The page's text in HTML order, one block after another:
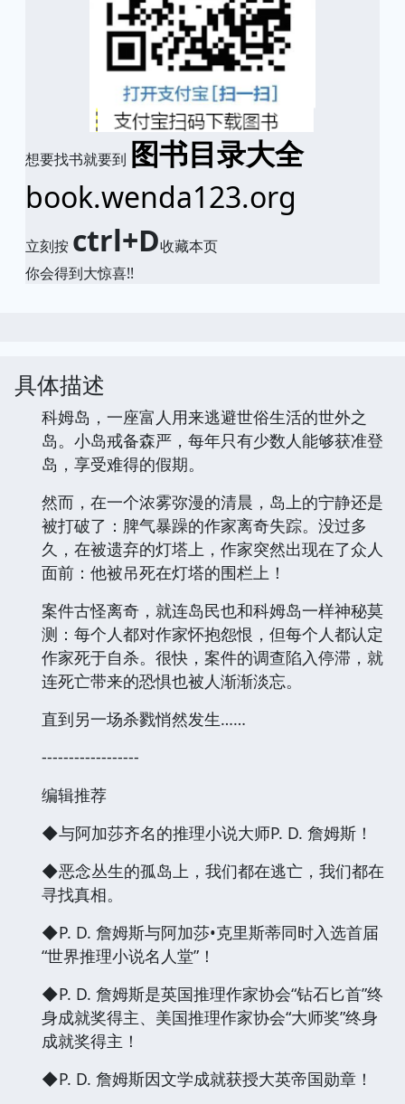
想要找书就要到 图书目录大全
book.wenda123.org
立刻按 ctrl+D收藏本页
你会得到大惊喜!!
具体描述
科姆岛，一座富人用来逃避世俗生活的世外之
岛。小岛戒备森严，每年只有少数人能够获准登
岛，享受难得的假期。
然而，在一个浓雾弥漫的清晨，岛上的宁静还是
被打破了：脾气暴躁的作家离奇失踪。没过多
久，在被遗弃的灯塔上，作家突然出现在了众人
面前：他被吊死在灯塔的围栏上！
案件古怪离奇，就连岛民也和科姆岛一样神秘莫
测：每个人都对作家怀抱怨恨，但每个人都认定
作家死于自杀。很快，案件的调查陷入停滞，就
连死亡带来的恐惧也被人渐渐淡忘。
直到另一场杀戮悄然发生……
------------------
编辑推荐
◆与阿加莎齐名的推理小说大师P. D. 詹姆斯！
◆恶念丛生的孤岛上，我们都在逃亡，我们都在
寻找真相。
◆P. D. 詹姆斯与阿加莎•克里斯蒂同时入选首届
“世界推理小说名人堂”！
◆P. D. 詹姆斯是英国推理作家协会“钻石匕首”终
身成就奖得主、美国推理作家协会“大师奖”终身
成就奖得主！
◆P. D. 詹姆斯因文学成就获授大英帝国勋章！